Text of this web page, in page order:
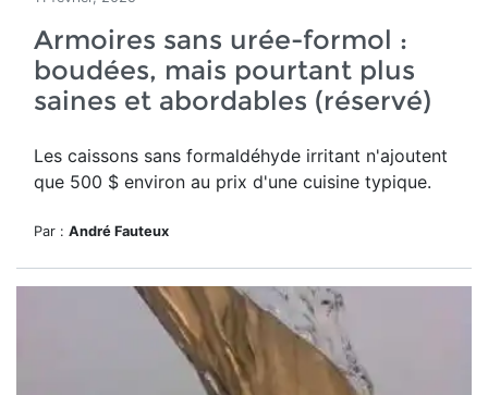
Armoires sans urée-formol :
boudées, mais pourtant plus
saines et abordables (réservé)
Les caissons sans formaldéhyde irritant n'ajoutent
que 500 $ environ au prix d'une cuisine typique.
Par : André Fauteux